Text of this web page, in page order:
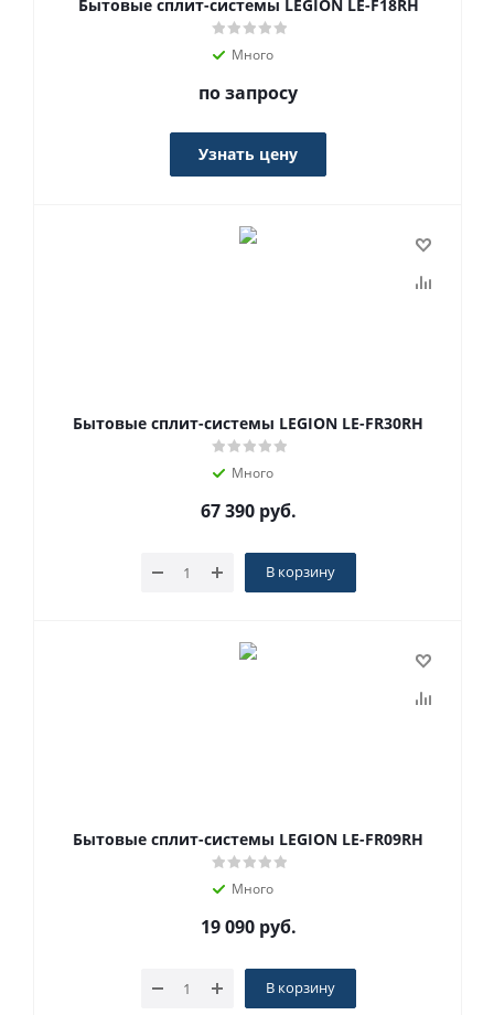
Бытовые сплит-системы LEGION LE-F18RH
Много
по запросу
Узнать цену
Бытовые сплит-системы LEGION LE-FR30RH
Много
67 390руб.
В корзину
Бытовые сплит-системы LEGION LE-FR09RH
Много
19 090руб.
В корзину